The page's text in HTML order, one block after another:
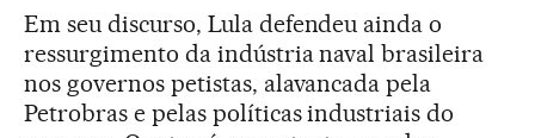
Em seu discurso, Lula defendeu ainda o
ressurgimento da indústria naval brasileira
nos governos petistas, alavancada pela
Petrobras e pelas políticas industriais do